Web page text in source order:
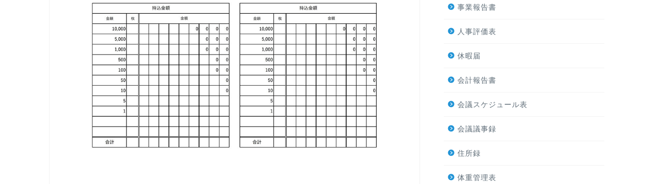
事業報告書
人事評価表
休暇届
会計報告書
会議スケジュール表
会議議事録
住所録
体重管理表